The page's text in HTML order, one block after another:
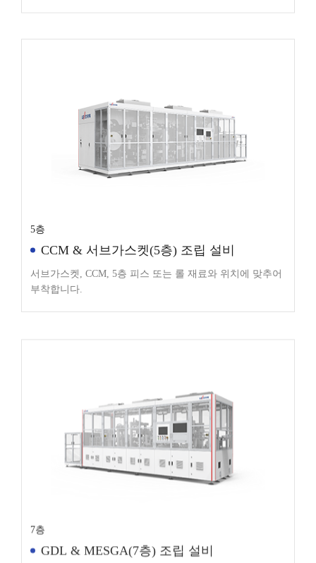
CCM & 서브가스켓(5층) 조립 설비
서브가스켓, CCM, 5층 피스 또는 롤 재료와 위치에 맞추어
부착합니다.
GDL & MESGA(7층) 조립 설비
GDL 피스 디스펜싱 후 MESGA와 조립하여 최종적으로 러